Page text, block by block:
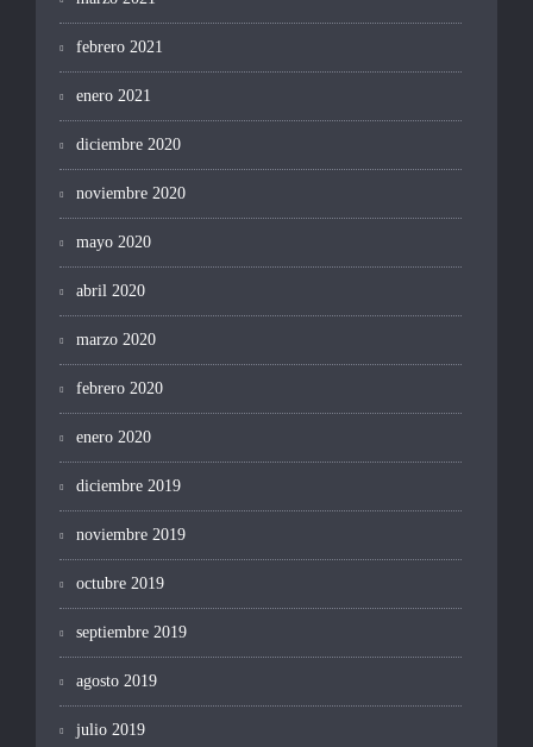
febrero 2021
enero 2021
diciembre 2020
noviembre 2020
mayo 2020
abril 2020
marzo 2020
febrero 2020
enero 2020
diciembre 2019
noviembre 2019
octubre 2019
septiembre 2019
agosto 2019
julio 2019